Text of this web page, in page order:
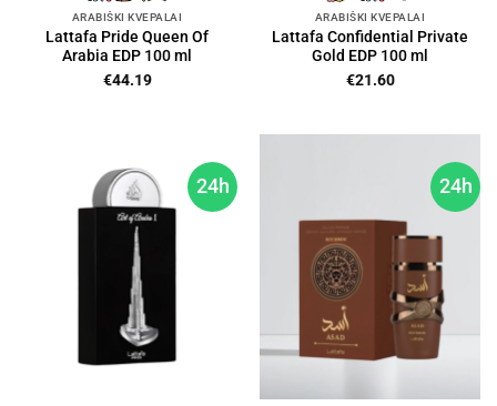
ARABIŠKI KVEPALAI
Lattafa Pride Queen Of
Arabia EDP 100 ml
€44.19
ARABIŠKI KVEPALAI
Lattafa Confidential Private
Gold EDP 100 ml
€21.60
24h 24h